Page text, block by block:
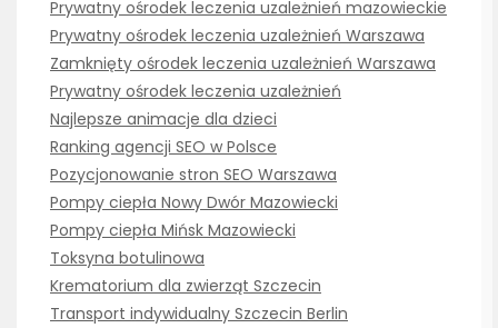
Prywatny ośrodek leczenia uzależnień mazowieckie
Prywatny ośrodek leczenia uzależnień Warszawa
Zamknięty ośrodek leczenia uzależnień Warszawa
Prywatny ośrodek leczenia uzależnień
Najlepsze animacje dla dzieci
Ranking agencji SEO w Polsce
Pozycjonowanie stron SEO Warszawa
Pompy ciepła Nowy Dwór Mazowiecki
Pompy ciepła Mińsk Mazowiecki
Toksyna botulinowa
Krematorium dla zwierząt Szczecin
Transport indywidualny Szczecin Berlin